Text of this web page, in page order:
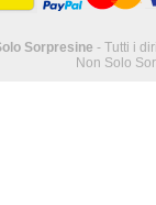
Sorpresine - Tutti i
Non Solo